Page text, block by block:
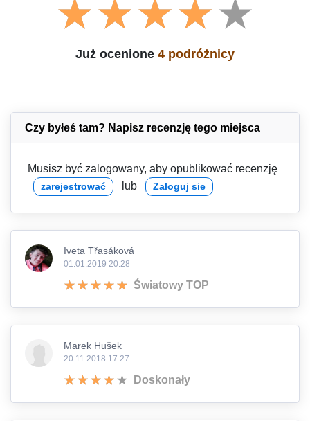
Już ocenione 4 podróżnicy
Czy byłeś tam? Napisz recenzję tego miejsca
Musisz być zalogowany, aby opublikować recenzję
zarejestrować lub Zaloguj sie
Iveta Třasáková
01.01.2019 20:28
Światowy TOP
Marek Hušek
20.11.2018 17:27
Doskonały